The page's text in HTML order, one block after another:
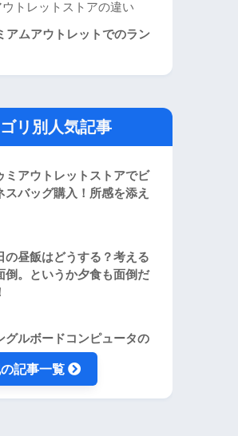
トレットストアの違い
アムアウトレットでのラン
リ別人気記事
ミアウトレットストアでビ
スバッグ購入！所感を添え
の昼飯はどうする？考える
倒。というか夕食も面倒だ
グルボードコンピュータの
が気になる！お安く購入す
はどうすれば？
記事一覧